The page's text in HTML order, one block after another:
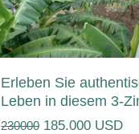
Erleben Sie
Leben in diesem 3-
230000 185.000 USD